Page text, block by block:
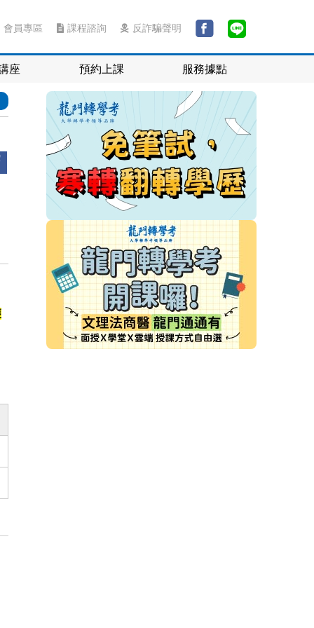
會員專區 課程諮詢 反詐騙聲明
座 預約上課 服務據點